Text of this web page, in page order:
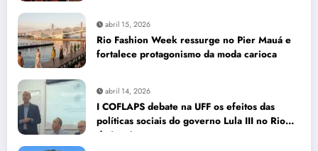
abril 15, 2026
Rio Fashion Week ressurge no Pier Mauá e
fortalece protagonismo da moda carioca
abril 14, 2026
I COFLAPS debate na UFF os efeitos das
políticas sociais do governo Lula III no Rio
de Janeiro